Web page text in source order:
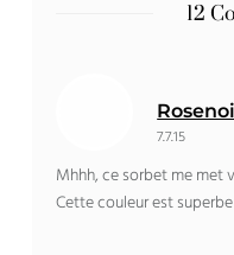
12
7.7.15
Mhhh, ce sorbet me met
Cette couleur est